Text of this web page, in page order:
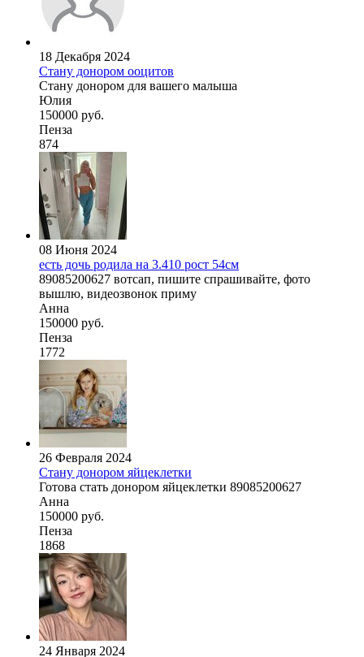
18 Декабря 2024
Стану донором ооцитов
Стану донором для вашего малыша
Юлия
150000 руб.
Пенза
874
08 Июня 2024
есть дочь родила на 3.410 рост 54см
89085200627 вотсап, пишите спрашивайте, фото
вышлю, видеозвонок приму
Анна
150000 руб.
Пенза
1772
26 Февраля 2024
Стану донором яйцеклетки
Готова стать донором яйцеклетки 89085200627
Анна
150000 руб.
Пенза
1868
24 Января 2024